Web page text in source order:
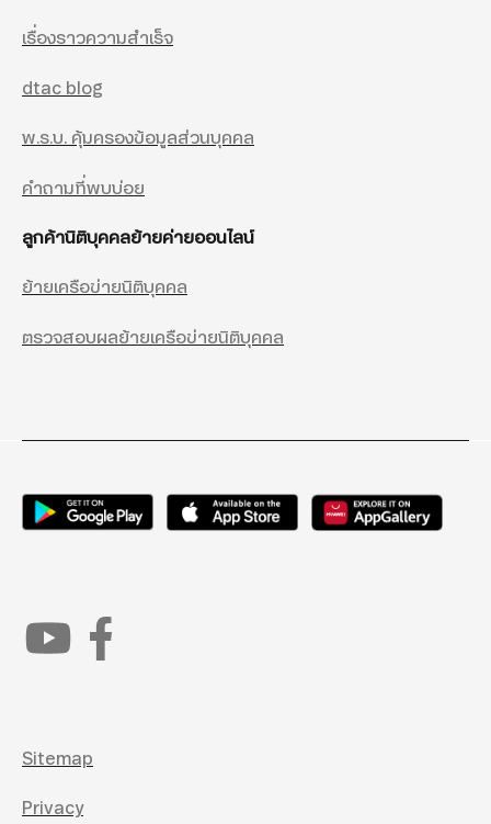
เรื่องราวความสำเร็จ
dtac blog
พ.ร.บ. คุ้มครองข้อมูลส่วนบุคคล
คำถามที่พบบ่อย
ลูกค้านิติบุคคลย้ายค่ายออนไลน์
ย้ายเครือข่ายนิติบุคคล
ตรวจสอบผลย้ายเครือข่ายนิติบุคคล
Sitemap
Privacy